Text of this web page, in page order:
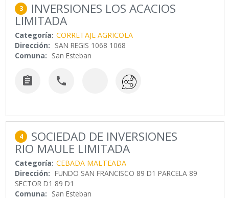
3 INVERSIONES LOS ACACIOS
LIMITADA
Categoría: CORRETAJE AGRICOLA
Dirección: SAN REGIS 1068 1068
Comuna: San Esteban
 
4 SOCIEDAD DE INVERSIONES
RIO MAULE LIMITADA
Categoría: CEBADA MALTEADA
Dirección: FUNDO SAN FRANCISCO 89 D1 PARCELA 89
SECTOR D1 89 D1
Comuna: San Esteban